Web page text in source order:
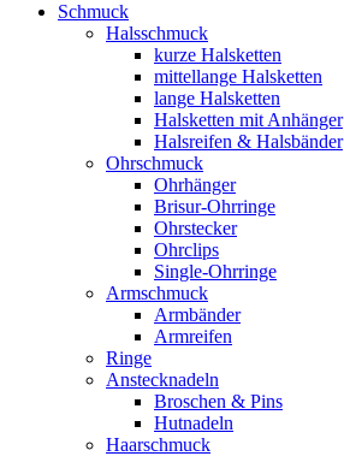
Schmuck
Halsschmuck
kurze Halsketten
mittellange Halsketten
lange Halsketten
Halsketten mit Anhänger
Halsreifen & Halsbänder
Ohrschmuck
Ohrhänger
Brisur-Ohrringe
Ohrstecker
Ohrclips
Single-Ohrringe
Armschmuck
Armbänder
Armreifen
Ringe
Anstecknadeln
Broschen & Pins
Hutnadeln
Haarschmuck